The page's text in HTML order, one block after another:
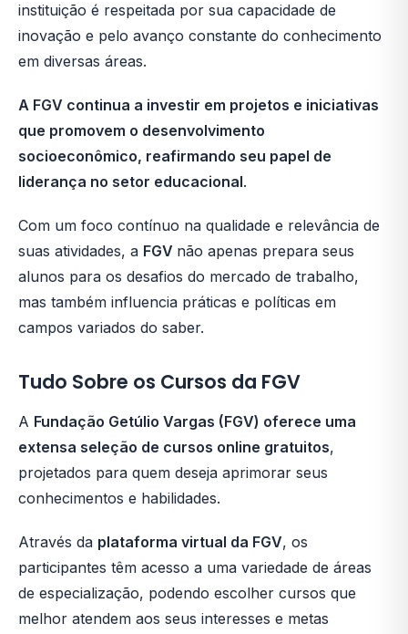
instituição é respeitada por sua capacidade de
inovação e pelo avanço constante do conhecimento
em diversas áreas.
A FGV continua a investir em projetos e iniciativas
que promovem o desenvolvimento
socioeconômico, reafirmando seu papel de
liderança no setor educacional.
Com um foco contínuo na qualidade e relevância de
suas atividades, a FGV não apenas prepara seus
alunos para os desafios do mercado de trabalho,
mas também influencia práticas e políticas em
campos variados do saber.
Tudo Sobre os Cursos da FGV
A Fundação Getúlio Vargas (FGV) oferece uma
extensa seleção de cursos online gratuitos,
projetados para quem deseja aprimorar seus
conhecimentos e habilidades.
Através da plataforma virtual da FGV, os
participantes têm acesso a uma variedade de áreas
de especialização, podendo escolher cursos que
melhor atendem aos seus interesses e metas